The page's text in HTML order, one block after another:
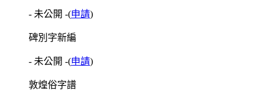
- 未公開 -(申請)
碑別字新編
- 未公開 -(申請)
敦煌俗字譜